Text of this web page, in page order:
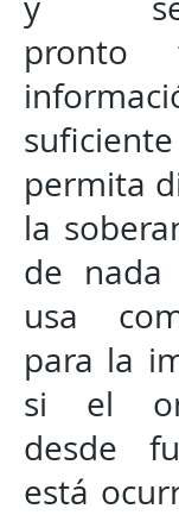
pronto
permita
la
de nada
usa
para la
si el
desde
está